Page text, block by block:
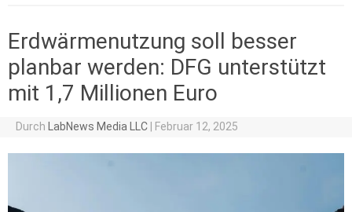
Erdwärmenutzung soll besser
planbar werden: DFG unterstützt
mit 1,7 Millionen Euro
Durch LabNews Media LLC Februar 12, 2025